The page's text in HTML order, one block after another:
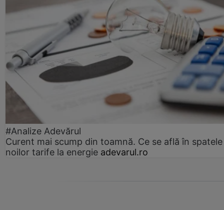
#Analize Adevărul
Curent mai scump din toamnă. Ce se află în spatele
noilor tarife la energie adevarul.ro